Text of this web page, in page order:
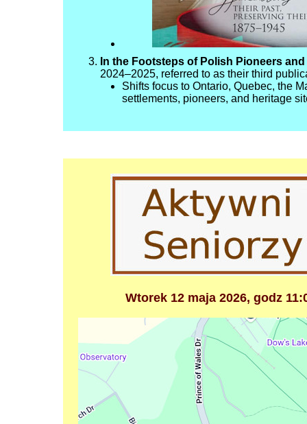
In the Footsteps of Polish Pioneers
2024–2025, referred to as their third
Shifts focus to Ontario, Quebec, the
settlements, pioneers, and heritage
Wtorek 12 maja 2026, godz